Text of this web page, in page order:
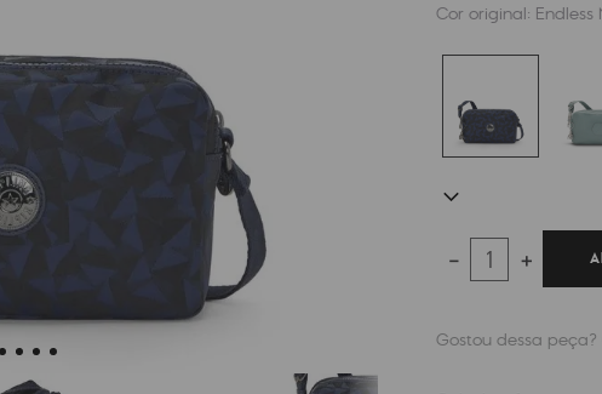
Cor original: Endless
＋
－